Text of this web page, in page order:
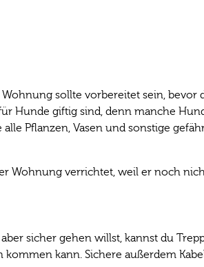
sollte vorbereitet sein, bevor
Hunde giftig sind, denn manche
Pflanzen, Vasen und sonstige
Wohnung verrichtet, weil er noch
sicher gehen willst, kannst du
kann. Sichere außerdem